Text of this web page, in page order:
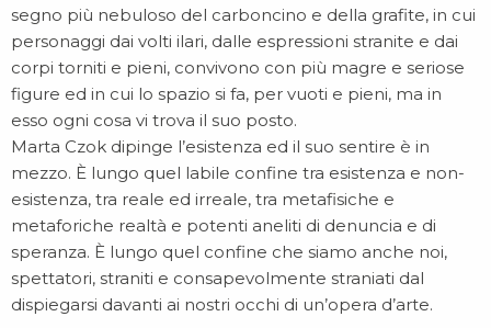
segno più nebuloso del carboncino e della grafite, in cui
personaggi dai volti ilari, dalle espressioni stranite e dai
corpi torniti e pieni, convivono con più magre e seriose
figure ed in cui lo spazio si fa, per vuoti e pieni, ma in
esso ogni cosa vi trova il suo posto.
Marta Czok dipinge l’esistenza ed il suo sentire è in
mezzo. È lungo quel labile confine tra esistenza e non-
esistenza, tra reale ed irreale, tra metafisiche e
metaforiche realtà e potenti aneliti di denuncia e di
speranza. È lungo quel confine che siamo anche noi,
spettatori, straniti e consapevolmente straniati dal
dispiegarsi davanti ai nostri occhi di un’opera d’arte.